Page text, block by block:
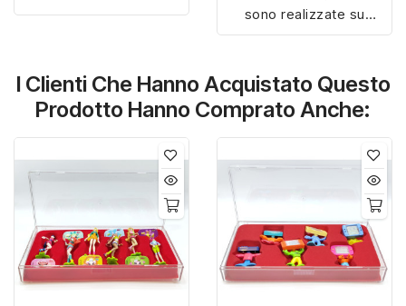
misura con materiali di
vellutino rosso e offrono
soluzioni eleganti e
collezione di sorpresine.
sono realizzate su
misura con materiali di
interno sagomato in
vellutino rosso e offrono
soluzioni eleganti e
e mostrare la tua
collezione di sorpresine.
I Clienti Che Hanno Acquistato Questo
Prodotto Hanno Comprato Anche: